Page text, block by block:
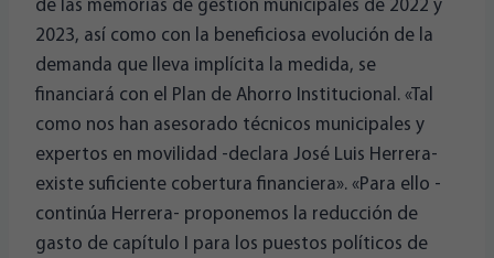
de las memorias de gestión municipales de 2022 y
2023, así como con la beneficiosa evolución de la
demanda que lleva implícita la medida, se
financiará con el Plan de Ahorro Institucional. «Tal
como nos han asesorado técnicos municipales y
expertos en movilidad -declara José Luis Herrera-
existe suficiente cobertura financiera». «Para ello -
continúa Herrera- proponemos la reducción de
gasto de capítulo I para los puestos políticos de